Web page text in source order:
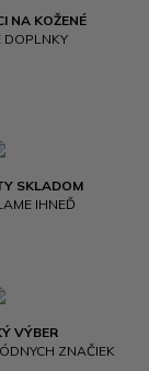
NA KOŽENÉ
DOPLNKY
SKLADOM
IHNEĎ
VÝBER
ZNAČIEK